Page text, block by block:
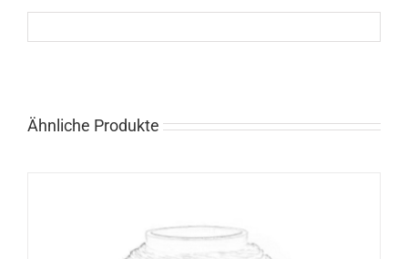
Ähnliche Produkte